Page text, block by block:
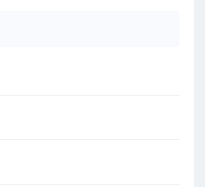
upon Tyne! West Ham
3 - 1! Mads